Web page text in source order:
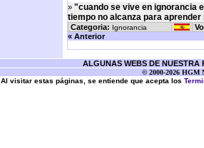
» "cuando se vive en ignorancia
tiempo no alcanza para aprender
Categoria: Ignorancia
« Anterior
ALGUNAS WEBS DE NUESTRA
© 2000-2026 HGM
Al visitar estas páginas, se entiende que acepta los